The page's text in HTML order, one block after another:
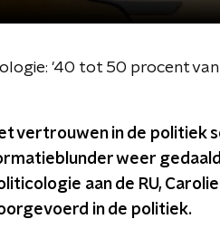
'40 tot 50 procent
vertrouwen in de politiek
weer
aan de RU,
in de politiek.